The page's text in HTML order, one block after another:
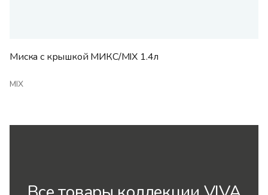
Миска с крышкой МИКС/MIX 1.4л
MIX